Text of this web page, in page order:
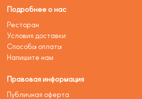
Подробнее о нас
Ресторан
Условия доставки
Способы оплаты
Напишите нам
Правовая информация
Публичная оферта